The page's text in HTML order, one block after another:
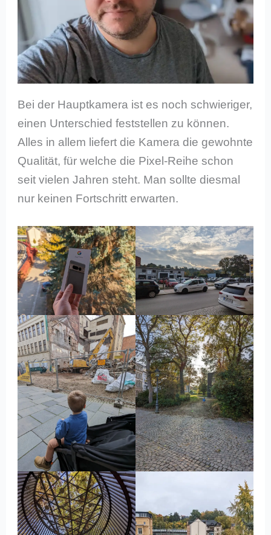
Bei der Hauptkamera ist es noch schwieriger,
einen Unterschied feststellen zu können.
Alles in allem liefert die Kamera die gewohnte
Qualität, für welche die Pixel-Reihe schon
seit vielen Jahren steht. Man sollte diesmal
nur keinen Fortschritt erwarten.